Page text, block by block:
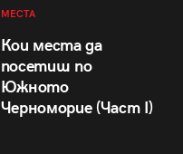
МЕСТА
Кои места да
посетиш по
Южното
Черноморие (Част I)